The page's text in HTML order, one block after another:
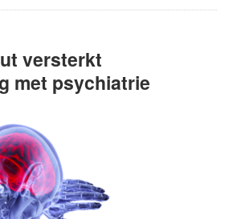
versterkt
met psychiatrie